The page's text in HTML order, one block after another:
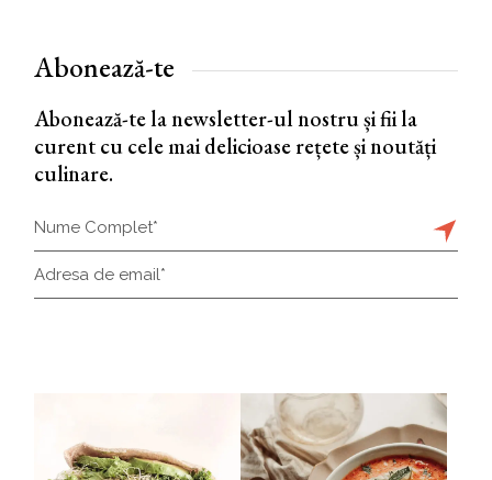
Abonează-te
Abonează-te la newsletter-ul nostru și fii la
curent cu cele mai delicioase rețete și noutăți
culinare.